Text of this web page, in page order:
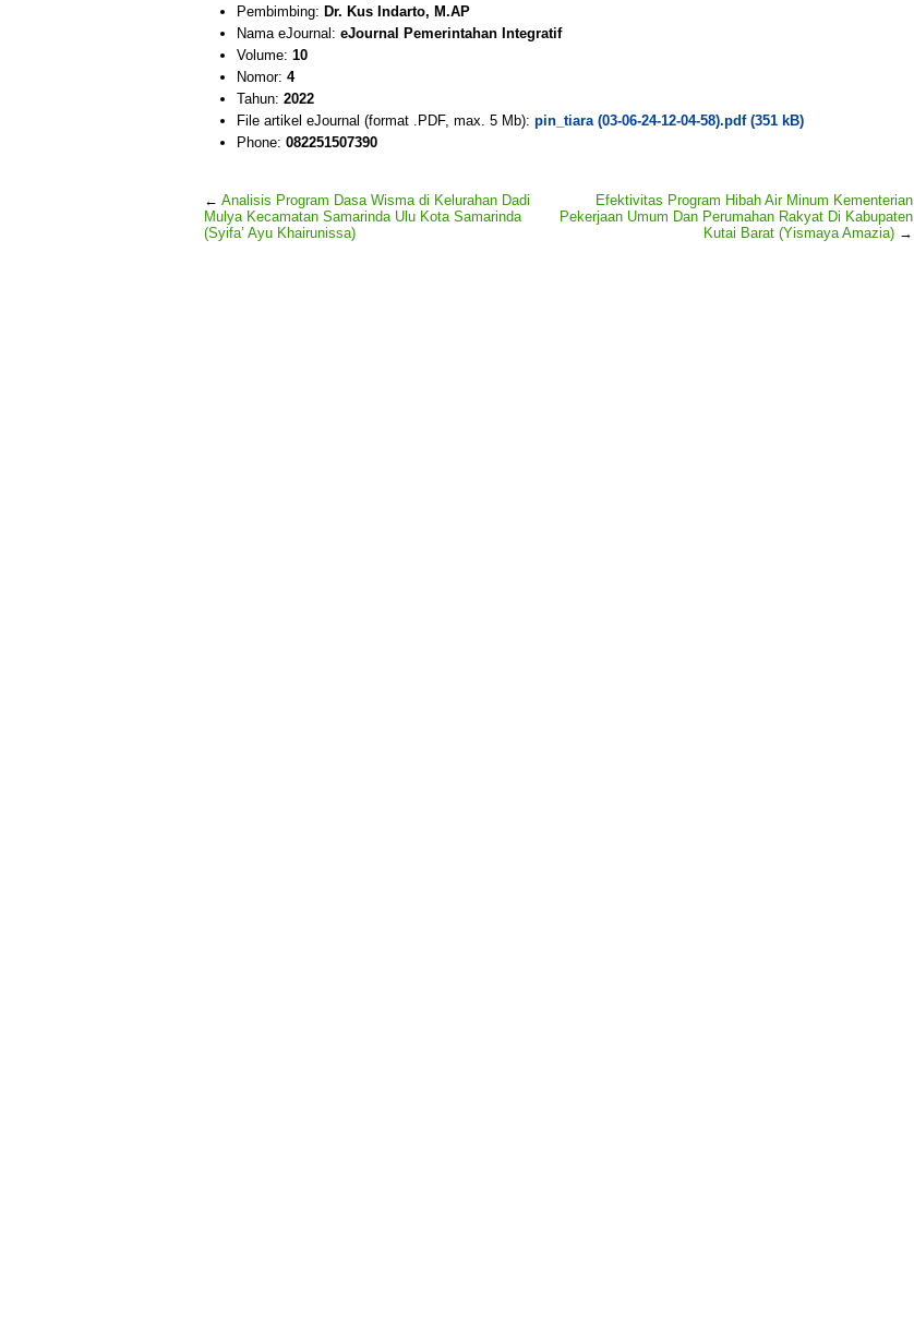
Pembimbing: Dr. Kus Indarto, M.AP
Nama eJournal: eJournal Pemerintahan Integratif
Volume: 10
Nomor: 4
Tahun: 2022
File artikel eJournal (format .PDF, max. 5 Mb): pin_tiara (03-06-24-12-04-58).pdf (351 kB)
Phone: 082251507390
← Analisis Program Dasa Wisma di Kelurahan Dadi
Mulya Kecamatan Samarinda Ulu Kota Samarinda
(Syifa’ Ayu Khairunissa)
Efektivitas Program Hibah Air Minum Kementerian
Pekerjaan Umum Dan Perumahan Rakyat Di Kabupaten
Kutai Barat (Yismaya Amazia) →